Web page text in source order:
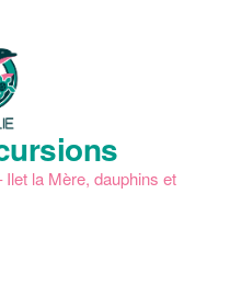
la Mère, dauphins et